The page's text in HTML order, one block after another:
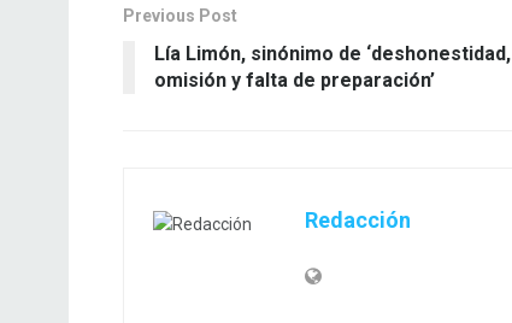
Previous Post
Lía Limón, sinónimo de ‘deshonestidad,
omisión y falta de preparación’
Redacción